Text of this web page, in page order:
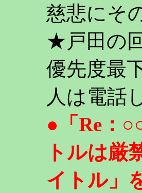
慈悲にそ
★戸田の
優先度最
人は電話
●「Re：
トルは厳
イトル」